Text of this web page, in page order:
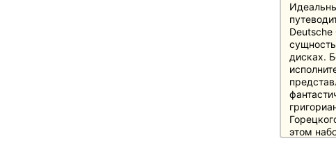
Deutsche
дисках.
этом